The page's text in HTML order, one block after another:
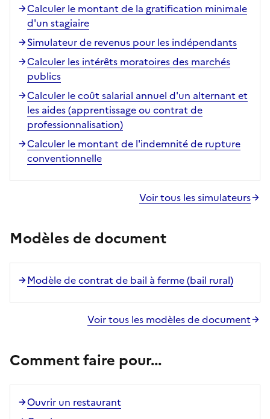
Calculer le montant de la gratification minimale
d'un stagiaire
Simulateur de revenus pour les indépendants
Calculer les intérêts moratoires des marchés
publics
Calculer le coût salarial annuel d'un alternant et
les aides (apprentissage ou contrat de
professionnalisation)
Calculer le montant de l'indemnité de rupture
conventionnelle
Voir tous les simulateurs
Modèles de document
Modèle de contrat de bail à ferme (bail rural)
Voir tous les modèles de document
Comment faire pour...
Ouvrir un restaurant